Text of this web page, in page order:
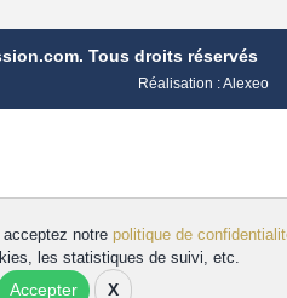
notre politique de
les statistiques de suivi, etc.
Accepter X
Tous droits réservés
Réalisation :Alexeo